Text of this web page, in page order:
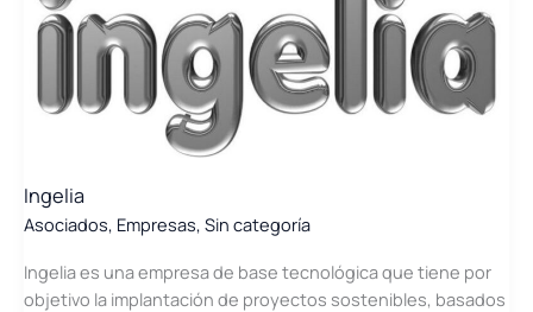
ámbito
Agroalimentario”
Ingelia
Asociados, Empresas, Sin categoría
Ingelia es una empresa de base tecnológica que tiene por
objetivo la implantación de proyectos sostenibles, basados